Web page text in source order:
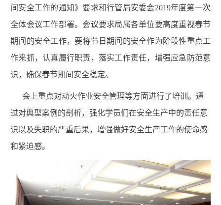
间安全工作的通知》要求和行管局安委会2019年度第一次
全体会议工作部署。会议要求局属各单位要高度重视春节
期间的安全工作，要将节日期间的安全作为阶段性重点工
作来抓，认真履行职责，落实工作责任，增强应急防范意
识，确保春节期间安全稳定。
会上重点对动火作业安全管理等方面进行了培训。通
过对典型案例的剖析，强化学员们在安全生产中的责任意
识以及失职的严重后果，增强做好安全生产工作的使命感
和紧迫感。